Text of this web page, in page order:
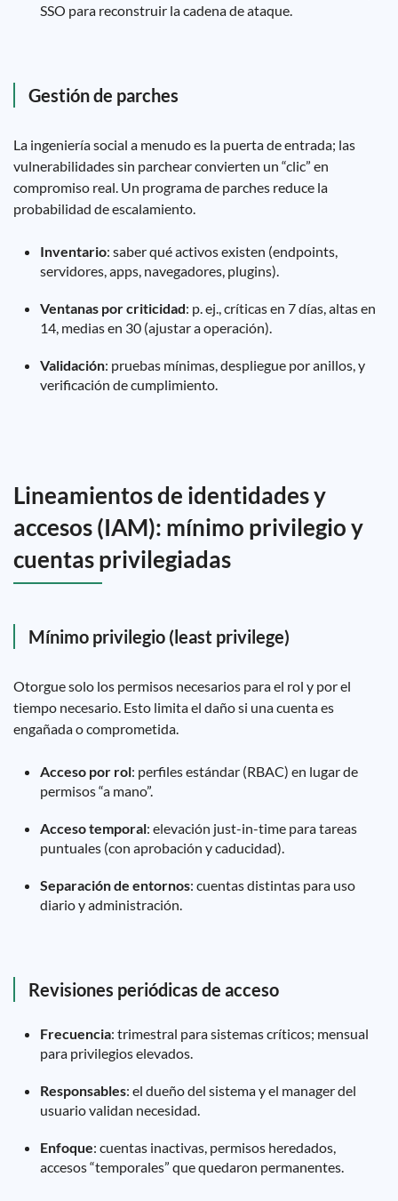
SSO para reconstruir la cadena de ataque.
Gestión de parches
La ingeniería social a menudo es la puerta de entrada; las
vulnerabilidades sin parchear convierten un “clic” en
compromiso real. Un programa de parches reduce la
probabilidad de escalamiento.
Inventario: saber qué activos existen (endpoints,
servidores, apps, navegadores, plugins).
Ventanas por criticidad: p. ej., críticas en 7 días, altas en
14, medias en 30 (ajustar a operación).
Validación: pruebas mínimas, despliegue por anillos, y
verificación de cumplimiento.
Lineamientos de identidades y
accesos (IAM): mínimo privilegio y
cuentas privilegiadas
Mínimo privilegio (least privilege)
Otorgue solo los permisos necesarios para el rol y por el
tiempo necesario. Esto limita el daño si una cuenta es
engañada o comprometida.
Acceso por rol: perfiles estándar (RBAC) en lugar de
permisos “a mano”.
Acceso temporal: elevación just-in-time para tareas
puntuales (con aprobación y caducidad).
Separación de entornos: cuentas distintas para uso
diario y administración.
Revisiones periódicas de acceso
Frecuencia: trimestral para sistemas críticos; mensual
para privilegios elevados.
Responsables: el dueño del sistema y el manager del
usuario validan necesidad.
Enfoque: cuentas inactivas, permisos heredados,
accesos “temporales” que quedaron permanentes.